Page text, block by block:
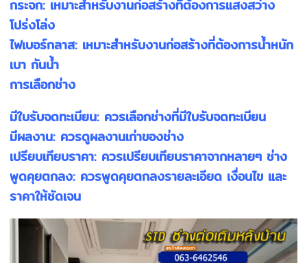
กระจก: เหมาะสำหรับงานก่อสร้างที่ต้องการแสงสว่าง
โปร่งโล่ง
ไฟเบอร์กลาส: เหมาะสำหรับงานก่อสร้างที่ต้องการน้ำหนัก
เบา กันน้ำ
การเลือกช่าง
มีใบรับจดทะเบียน: ควรเลือกช่างที่มีใบรับจดทะเบียน
มีผลงาน: ควรดูผลงานเก่าของช่าง
เปรียบเทียบราคา: ควรเปรียบเทียบราคาจากหลายๆ ช่าง
พูดคุยตกลง: ควรพูดคุยตกลงรายละเอียด เงื่อนไข และ
ราคาให้ชัดเจน